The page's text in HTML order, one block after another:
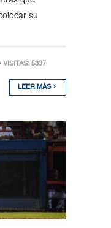
su
• VISITAS: 5337
LEER MÁS